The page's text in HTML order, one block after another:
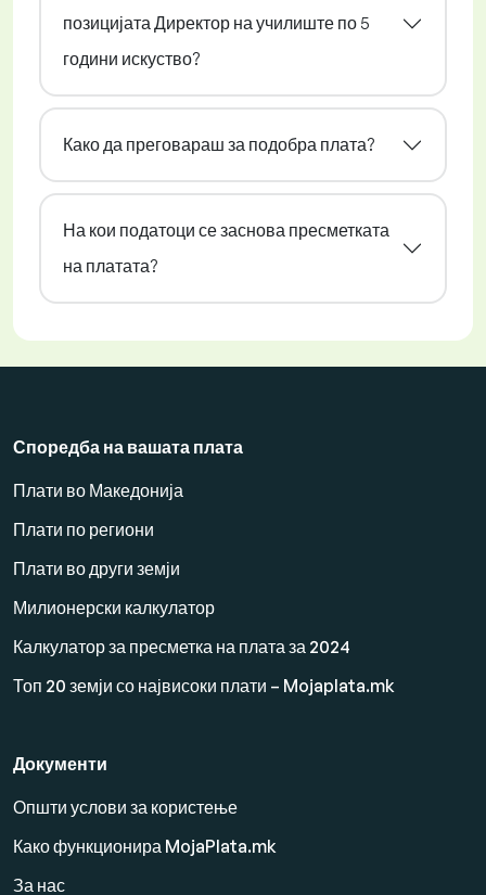
позицијата Директор на училиште по 5
години искуство?
Како да преговараш за подобра плата?
На кои податоци се заснова пресметката
на платата?
Споредба на вашата плата
Плати во Македонија
Плати по региони
Плати во други земји
Милионерски калкулатор
Калкулатор за пресметка на плата за 2024
Топ 20 земји со највисоки плати – Mojaplata.mk
Документи
Општи услови за користење
Како функционира MojaPlata.mk
За нас